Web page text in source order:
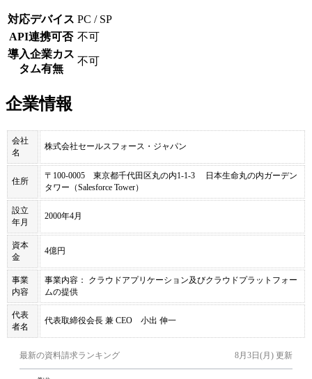
対応デバイス PC / SP
API連携可否 不可
導入企業カス
タム有無
不可
企業情報
会社
名
株式会社セールスフォース・ジャパン
住所
〒100-0005 東京都千代田区丸の内1-1-3 日本生命丸の内ガーデン
タワー（Salesforce Tower）
設立
年月
2000年4月
資本
金
4億円
事業
内容
事業内容： クラウドアプリケーション及びクラウドプラットフォー
ムの提供
代表
者名
代表取締役会長 兼 CEO 小出 伸一
最新の資料請求ランキング 8月3日(月) 更新